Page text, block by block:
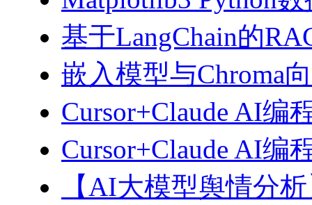
基于LangChain的
嵌入模型与Chroma
Cursor+Claude AI编
Cursor+Claude AI编
【AI大模型舆情分